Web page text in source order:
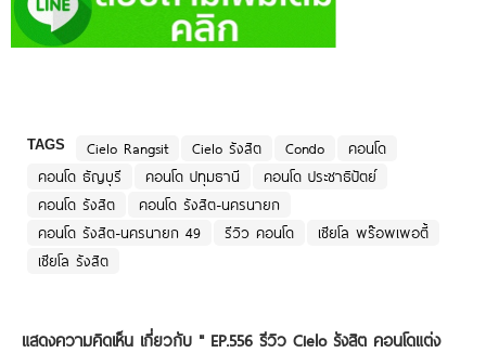
TAGS Cielo Rangsit Cielo รังสิต Condo
คอนโด
คอนโด ธัญบุรี
คอนโด ปทุมธานี
คอนโด ประชาธิปัตย์
คอนโด รังสิต
คอนโด รังสิต-นครนายก
คอนโด รังสิต-นครนายก 49
รีวิว คอนโด
เซียโล พร๊อพเพอตี้
เซียโล รังสิต
แสดงความคิดเห็น เกี่ยวกับ " EP.556 รีวิว Cielo รังสิต คอนโดแต่ง